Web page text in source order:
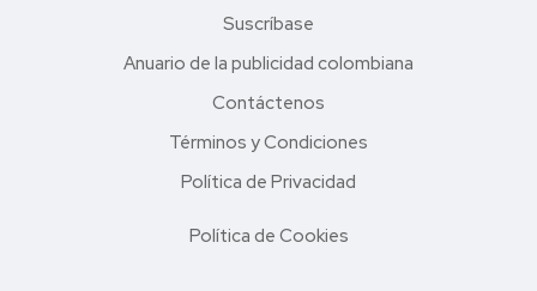
Suscríbase
Anuario de la publicidad colombiana
Contáctenos
Términos y Condiciones
Política de Privacidad
Política de Cookies